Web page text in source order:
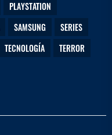
PLAYSTATION
SAMSUNG
SERIES
TECNOLOGÍA
TERROR